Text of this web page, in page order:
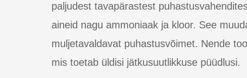
paljudest tavapärastest
aineid nagu ammoniaak ja kloor. See
muljetavaldavat puhastusvõimet. Nende
mis toetab üldisi jätkusuutlikkuse püüdlusi.